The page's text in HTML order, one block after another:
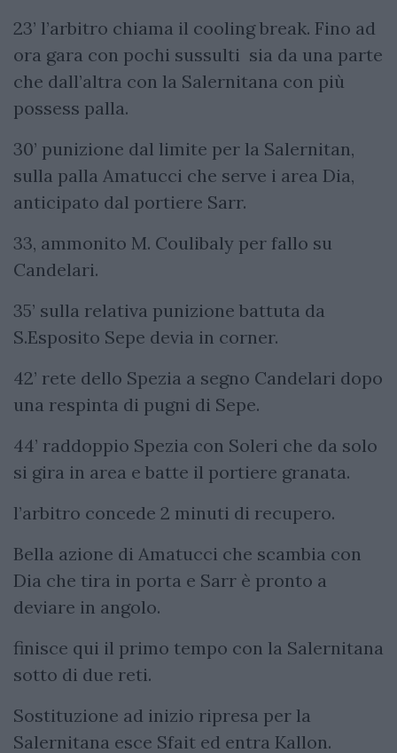
23’ l’arbitro chiama il cooling break. Fino ad
ora gara con pochi sussulti sia da una parte
che dall’altra con la Salernitana con più
possess palla.
30’ punizione dal limite per la Salernitan,
sulla palla Amatucci che serve i area Dia,
anticipato dal portiere Sarr.
33, ammonito M. Coulibaly per fallo su
Candelari.
35’ sulla relativa punizione battuta da
S.Esposito Sepe devia in corner.
42’ rete dello Spezia a segno Candelari dopo
una respinta di pugni di Sepe.
44’ raddoppio Spezia con Soleri che da solo
si gira in area e batte il portiere granata.
l’arbitro concede 2 minuti di recupero.
Bella azione di Amatucci che scambia con
Dia che tira in porta e Sarr è pronto a
deviare in angolo.
finisce qui il primo tempo con la Salernitana
sotto di due reti.
Sostituzione ad inizio ripresa per la
Salernitana esce Sfait ed entra Kallon.